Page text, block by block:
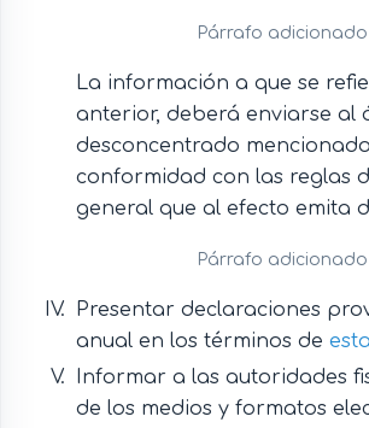
Párrafo adicionado
La información a que se
anterior, deberá enviarse al
desconcentrado
conformidad con las reglas
general que al efecto emita
Párrafo adicionado
Presentar declaraciones
anual en los términos de
Informar a las autoridades
de los medios y formatos